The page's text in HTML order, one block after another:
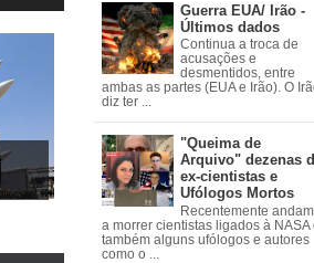
Guerra EUA/ Irão -
Últimos dados
Continua a troca de
acusações e
desmentidos, entre
ambas as partes (EUA e Irão). O
diz ter ...
"Queima de
Arquivo" dezenas
ex-cientistas e
Ufólogos Mortos
Recentemente andam
a morrer cientistas ligados à NASA
também alguns ufólogos e autores
como o ...